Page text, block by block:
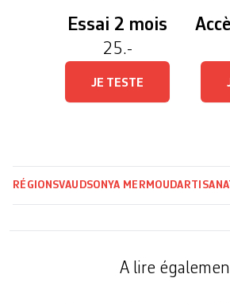
Essai 2 mois
25.-
JE TESTE
RÉGIONSVAUDSONYA MERMOUD
A lire